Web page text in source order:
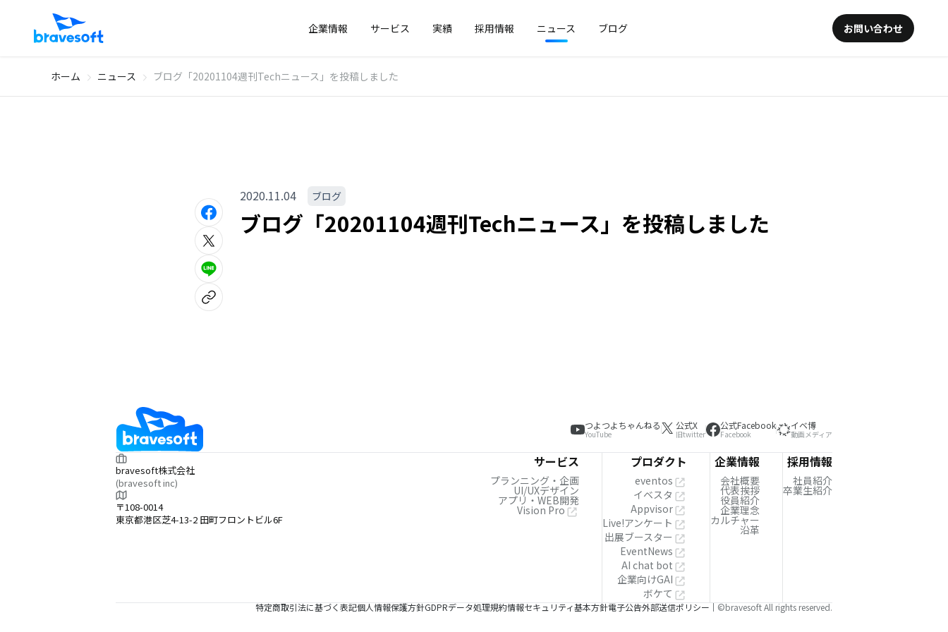
企業情報 サービス 実績 採用情報 ニュース ブログ お問い合わせ
ホーム ニュース ブログ「20201104週刊Techニュース」を投稿しました
2020.11.04 ブログ
ブログ「20201104週刊Techニュース」を投稿しました
つよつよちゃんねる
YouTube
公式X
旧twitter
公式Facebook
Facebook
イベ博
動画メディア
bravesoft株式会社
(bravesoft inc)
〒108-0014
東京都港区芝4-13-2 田町フロントビル6F
サービス
プランニング・企画
UI/UXデザイン
アプリ・WEB開発
Vision Pro
プロダクト
eventos
イベスタ
Appvisor
Live!アンケート
出展ブースター
EventNews
AI chat bot
企業向けGAI
ボケて
企業情報
会社概要
代表挨拶
役員紹介
企業理念
カルチャー
沿革
採用情報
社員紹介
卒業生紹介
特定商取引法に基づく表記個人情報保護方針GDPRデータ処理規約情報セキュリティ基本方針電子公告外部送信ポリシー ©bravesoft All rights reserved.